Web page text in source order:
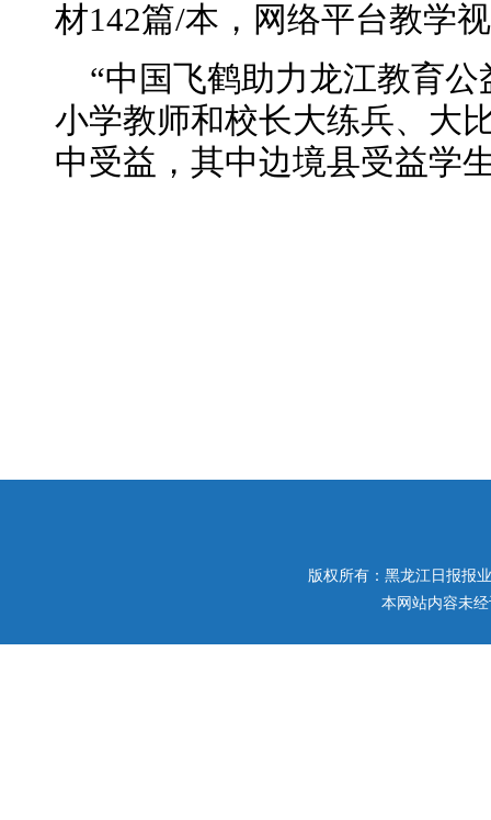
材142篇/本，网络平台教学
“中国飞鹤助力龙江教育
小学教师和校长大练兵、大
中受益，其中边境县受益学
版权所有：黑龙江日报报
本网站内容未